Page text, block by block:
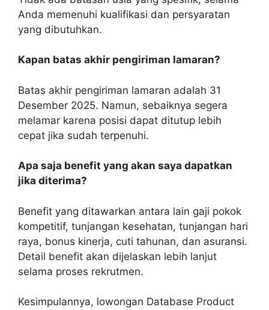
Anda memenuhi kualifikasi dan persyaratan
yang dibutuhkan.
Kapan batas akhir pengiriman lamaran?
Batas akhir pengiriman lamaran adalah 31
Desember 2025. Namun, sebaiknya segera
melamar karena posisi dapat ditutup lebih
cepat jika sudah terpenuhi.
Apa saja benefit yang akan saya dapatkan
jika diterima?
Benefit yang ditawarkan antara lain gaji pokok
kompetitif, tunjangan kesehatan, tunjangan hari
raya, bonus kinerja, cuti tahunan, dan asuransi.
Detail benefit akan dijelaskan lebih lanjut
selama proses rekrutmen.
Kesimpulannya, lowongan Database Product